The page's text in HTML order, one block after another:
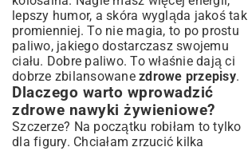
Przygotowania Zdrowych Potraw
Wybieramy mądrze: jak kupować składniki
pełne wartości?
Techniki kulinarne, które zachowują
wartości odżywcze
Rola ziół i przypraw w podkreślaniu smaku
Zdrowe Przepisy na Każdą Okazję: Od
Śniadania do Kolacji
lepszy humor, a skóra wygląda jakoś tak
promienniej. To nie magia, to po prostu
paliwo, jakiego dostarczasz swojemu
ciału. Dobre paliwo. To właśnie dają ci
dobrze zbilansowane zdrowe przepisy.
Dlaczego warto wprowadzić
zdrowe nawyki żywieniowe?
Szczerze? Na początku robiłam to tylko
dla figury. Chciałam zrzucić kilka